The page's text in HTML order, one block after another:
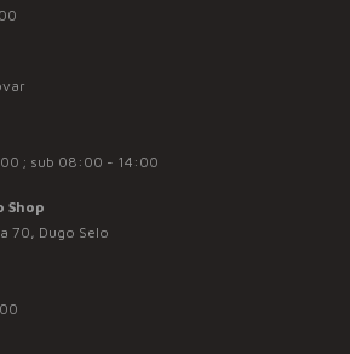
; sub 08:00 - 14:00
Shop
70, Dugo Selo